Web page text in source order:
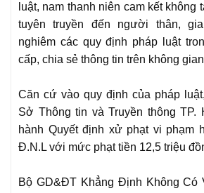
luật, nam thanh niên cam kết không
tuyên truyền đến người thân,
nghiêm các quy định pháp luật
cấp, chia sẻ thông tin trên không
Căn cứ vào quy định của pháp
Sở Thông tin và Truyền thông TP.
hành Quyết định xử phạt vi phạm
Đ.N.L với mức phạt tiền 12,5 triệu
Bộ GD&ĐT Khẳng Định Không Có